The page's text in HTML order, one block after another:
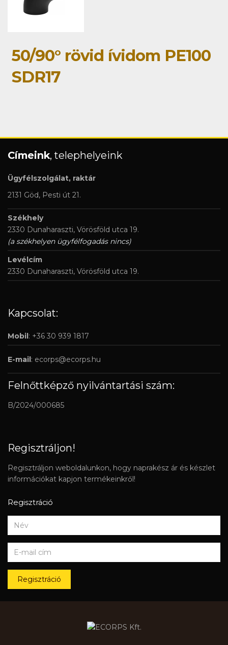
50/90° rövid ívidom PE100
SDR17
Címeink, telephelyeink
Ügyfélszolgálat, raktár
2131 Göd, Pesti út 21.
Székhely
2330 Dunaharaszti, Vörösföld utca 19.
(a székhelyen ügyfélfogadás nincs)
Levélcím
2330 Dunaharaszti, Vörösföld utca 19.
Kapcsolat:
Mobil: +36 30 939 1817
E-mail: ecorps@ecorps.hu
Felnőttképző nyilvántartási szám:
B/2024/000685
Regisztráljon!
Regisztráljon weboldalunkon, hogy naprakész ár és készlet
információkat kapjon termékeinkről!
Regisztráció
Regisztráció